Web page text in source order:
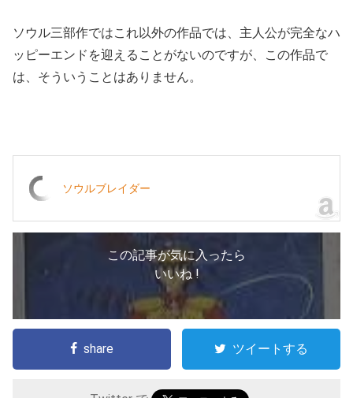
ソウル三部作ではこれ以外の作品では、主人公が完全なハ
ッピーエンドを迎えることがないのですが、この作品で
は、そういうことはありません。
ソウルブレイダー
この記事が気に入ったら
いいね !
share ツイートする